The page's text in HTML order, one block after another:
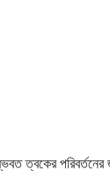
ত্বকের